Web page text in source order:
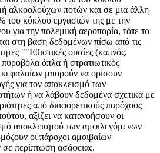
αλκοολούχων ποτών και σε μια άλλη
του κύκλου εργασιών της με την
για την πολεμική αεροπορία, τότε το
στη βάση δεδομένων πίσω από τις
""Εθιστικές ουσίες (καπνός,
όπλα ή στρατιωτικός
μπορούν να ορίσουν
για τον αποκλεισμό των
ή να λάβουν δεδομένα σχετικά με
από διαφορετικούς παρόχους
αξίζει να κατανοήσουν οι
αποκλεισμού των αμφιλεγόμενων
οι πάροχοι αμοιβαίων
περίπτωση ασάφειας.